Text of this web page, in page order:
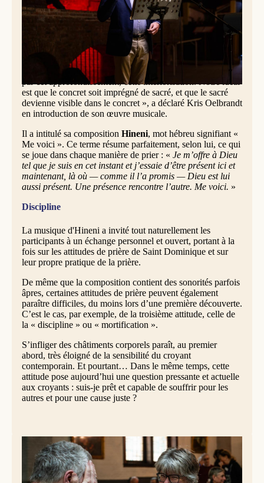
« Me voici »
« Notre spiritualité dominicaine est profondément
enracinée dans une contemplation qui aspire à être
annoncée. La prière, qui constitue un courant de fond, relie
pour ainsi dire naturellement le Dominicain à la vie
concrète et quotidienne, laquelle se trouve comme pénétrée
par cet approfondissement, cette intériorisation. Notre idéal
est que le concret soit imprégné de sacré, et que le sacré
devienne visible dans le concret », a déclaré Kris Oelbrandt
en introduction de son œuvre musicale.
Il a intitulé sa composition Hineni, mot hébreu signifiant «
Me voici ». Ce terme résume parfaitement, selon lui, ce qui
se joue dans chaque manière de prier : « Je m’offre à Dieu
tel que je suis en cet instant et j’essaie d’être présent ici et
maintenant, là où — comme il l’a promis — Dieu est lui
aussi présent. Une présence rencontre l’autre. Me voici. »
Discipline
La musique d'Hineni a invité tout naturellement les
participants à un échange personnel et ouvert, portant à la
fois sur les attitudes de prière de Saint Dominique et sur
leur propre pratique de la prière.
De même que la composition contient des sonorités parfois
âpres, certaines attitudes de prière peuvent également
paraître difficiles, du moins lors d’une première découverte.
C’est le cas, par exemple, de la troisième attitude, celle de
la « discipline » ou « mortification ».
S’infliger des châtiments corporels paraît, au premier
abord, très éloigné de la sensibilité du croyant
contemporain. Et pourtant… Dans le même temps, cette
attitude pose aujourd’hui une question pressante et actuelle
aux croyants : suis-je prêt et capable de souffrir pour les
autres et pour une cause juste ?
© Marc Lamote